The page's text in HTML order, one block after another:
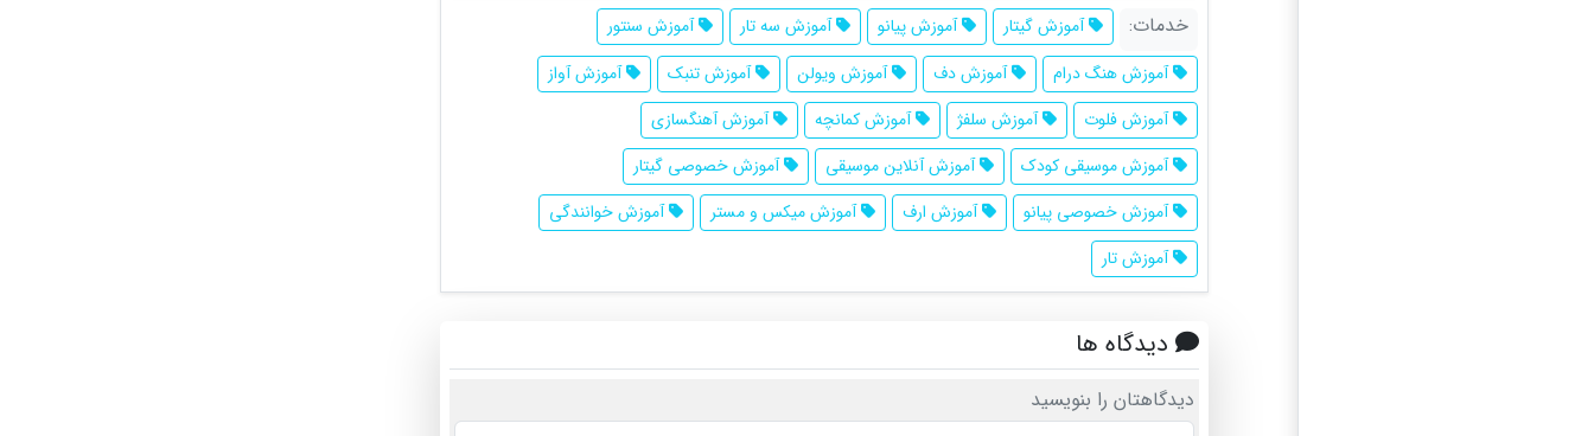
خدمات: آموزش گیتار آموزش پیانو آموزش سه تار
آموزش سنتور
آموزش هنگ درام
آموزش دف آموزش ویولن آموزش تنبک
آموزش آواز
آموزش فلوت
آموزش سلفژ آموزش کمانچه
آموزش آهنگسازی
آموزش موسیقی کودک
آموزش آنلاین موسیقی
آموزش خصوصی گیتار
آموزش خصوصی پیانو
آموزش ارف آموزش میکس و مستر
آموزش خوانندگی
آموزش تار
دیدگاه ها
دیدگاهتان را بنویسید